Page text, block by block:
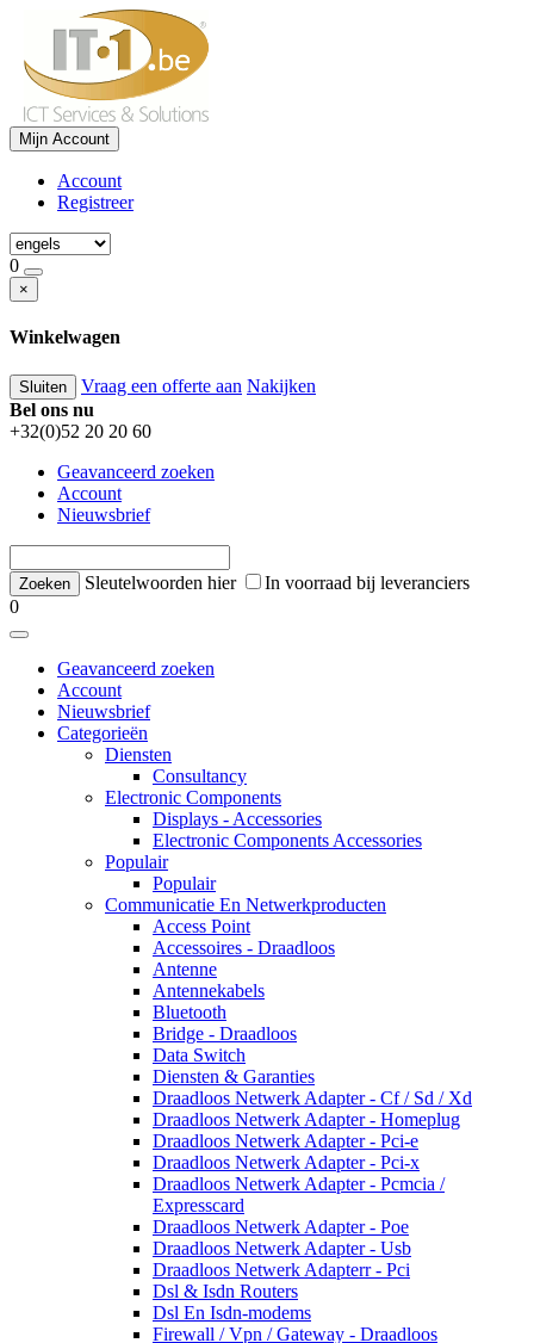
Mijn Account
Account
Registreer
0
×
Winkelwagen
Sluiten Vraag een offerte aan Nakijken
Bel ons nu
+32(0)52 20 20 60
Geavanceerd zoeken
Account
Nieuwsbrief
Sleutelwoorden hier
In voorraad bij leveranciers
0
Geavanceerd zoeken
Account
Nieuwsbrief
Categorieën
Diensten
Consultancy
Electronic Components
Displays - Accessories
Electronic Components Accessories
Populair
Populair
Communicatie En Netwerkproducten
Access Point
Accessoires - Draadloos
Antenne
Antennekabels
Bluetooth
Bridge - Draadloos
Data Switch
Diensten & Garanties
Draadloos Netwerk Adapter - Cf / Sd / Xd
Draadloos Netwerk Adapter - Homeplug
Draadloos Netwerk Adapter - Pci-e
Draadloos Netwerk Adapter - Pci-x
Draadloos Netwerk Adapter - Pcmcia /
Expresscard
Draadloos Netwerk Adapter - Poe
Draadloos Netwerk Adapter - Usb
Draadloos Netwerk Adapterr - Pci
Dsl & Isdn Routers
Dsl En Isdn-modems
Firewall / Vpn / Gateway - Draadloos